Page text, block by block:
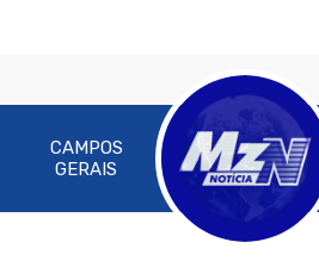
CAMPOS
GERAIS